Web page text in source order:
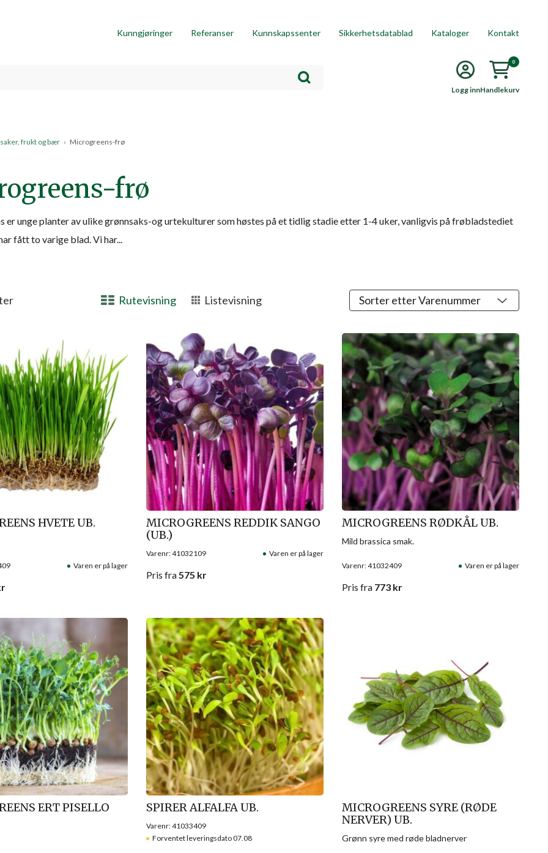
Kunngjøringer Referanser Kunnskapssenter Sikkerhetsdatablad Kataloger Kontakt
Logg innHandlekurv
0
frukt og bær › Microgreens-frø
frø
er unge planter av ulike grønnsaks-og urtekulturer som høstes på et tidlig stadie etter 1-4 uker, vanligvis på frøbladstediet
fått to varige blad. Vi har...
Rutevisning Listevisning
HVETE UB.
Varen er på lager
MICROGREENS REDDIK SANGO
(UB.)
Varenr: 41032109 Varen er på lager
Pris fra575 kr
MICROGREENS RØDKÅL UB.
Varenr: 41032409 Varen er på lager
Mild brassica smak.
Pris fra 773kr
ERT PISELLO
SPIRER ALFALFA UB.
Varenr: 41033409
Forventet leveringsdato 07.08
MICROGREENS SYRE (RØDE
NERVER) UB.
Grønn syre med røde bladnerver